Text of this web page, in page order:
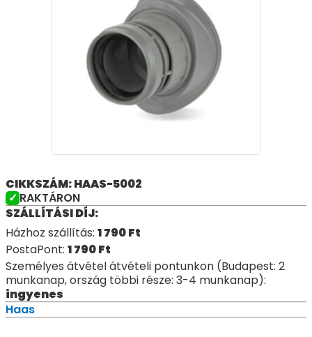
CIKKSZÁM: HAAS-5002
RAKTÁRON
SZÁLLÍTÁSI DÍJ:
Házhoz szállítás: 1 790Ft
PostaPont: 1 790Ft
Személyes átvétel átvételi pontunkon (Budapest: 2
munkanap, ország többi része: 3-4 munkanap):
ingyenes
Haas